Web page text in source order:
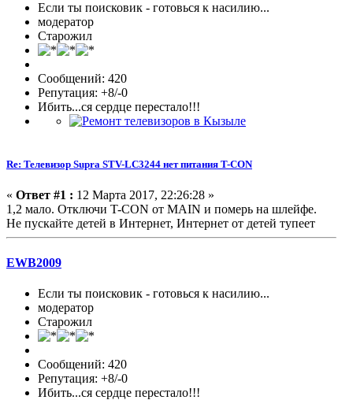
Если ты поисковик - готовься к насилию...
модератор
Старожил
Сообщений: 420
Репутация: +8/-0
Ибить...ся сердце перестало!!!
Re: Телевизор Supra STV-LC3244 нет питания T-CON
« Ответ #1 : 12 Марта 2017, 22:26:28 »
1,2 мало. Отключи T-CON от MAIN и померь на шлейфе.
Не пускайте детей в Интернет, Интернет от детей тупеет
EWB2009
Если ты поисковик - готовься к насилию...
модератор
Старожил
Сообщений: 420
Репутация: +8/-0
Ибить...ся сердце перестало!!!